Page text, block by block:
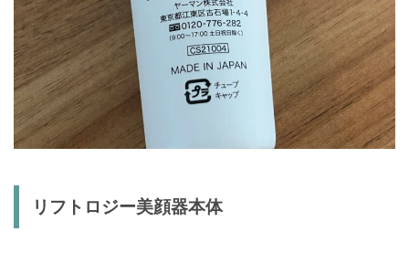
リフトロジー美顔器本体